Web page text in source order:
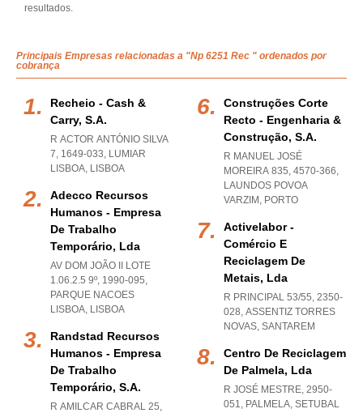
resultados.
Principais Empresas relacionadas a "Np 6251 Rec " ordenados por
cobrança
Recheio - Cash &
Carry, S.a.
R ACTOR ANTÓNIO SILVA
7, 1649-033, LUMIAR
LISBOA, LISBOA
Adecco Recursos
Humanos - Empresa
De Trabalho
Temporário, Lda
AV DOM JOÃO II LOTE
1.06.2.5 9º, 1990-095,
PARQUE NACOES
LISBOA, LISBOA
Randstad Recursos
Humanos - Empresa
De Trabalho
Temporário, S.a.
R AMILCAR CABRAL 25,
Construções Corte
Recto - Engenharia &
Construção, S.a.
R MANUEL JOSÉ
MOREIRA 835, 4570-366,
LAUNDOS POVOA
VARZIM , PORTO
Activelabor -
Comércio E
Reciclagem De
Metais, Lda
R PRINCIPAL 53/55, 2350-
028, ASSENTIZ TORRES
NOVAS, SANTAREM
Centro De Reciclagem
De Palmela, Lda
R JOSÉ MESTRE, 2950-
051, PALMELA, SETUBAL